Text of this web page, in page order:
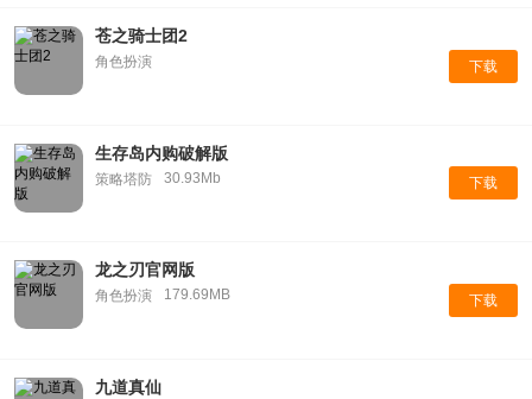
苍之骑士团2
角色扮演 下载
生存岛内购破解版
策略塔防 30.93Mb 下载
龙之刃官网版
角色扮演 179.69MB 下载
九道真仙